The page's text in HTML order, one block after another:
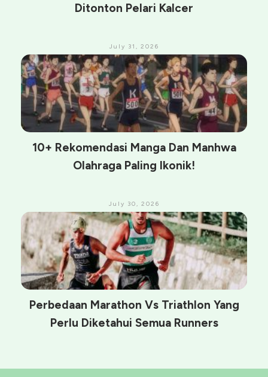
Ditonton Pelari Kalcer
July 31, 2026
10+ Rekomendasi Manga Dan Manhwa
Olahraga Paling Ikonik!
July 30, 2026
Perbedaan Marathon Vs Triathlon Yang
Perlu Diketahui Semua Runners